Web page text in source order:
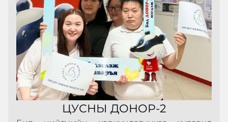
ЦУСНЫ ДОНОР-2